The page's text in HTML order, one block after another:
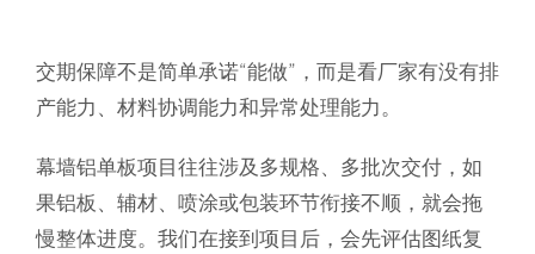
交期保障不是简单承诺“能做”，而是看厂家有没有排
产能力、材料协调能力和异常处理能力。
幕墙铝单板项目往往涉及多规格、多批次交付，如
果铝板、辅材、喷涂或包装环节衔接不顺，就会拖
慢整体进度。我们在接到项目后，会先评估图纸复